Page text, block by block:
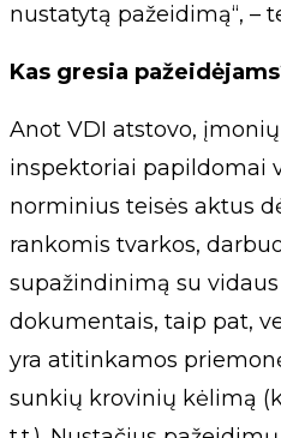
nustatytą pažeidimą“, –
Kas gresia
Anot VDI atstovo,
inspektoriai papildomai
norminius teisės aktus
rankomis tvarkos,
supažindinimą su
dokumentais, taip pat,
yra atitinkamos
sunkių krovinių kėlimą